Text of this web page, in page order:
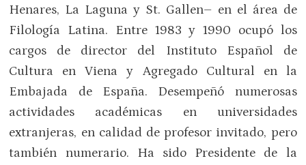
Henares, La Laguna y St. Gallen– en el área de
Filología Latina. Entre 1983 y 1990 ocupó los
cargos de director del Instituto Español de
Cultura en Viena y Agregado Cultural en la
Embajada de España. Desempeñó numerosas
actividades académicas en universidades
extranjeras, en calidad de profesor invitado, pero
también numerario. Ha sido Presidente de la